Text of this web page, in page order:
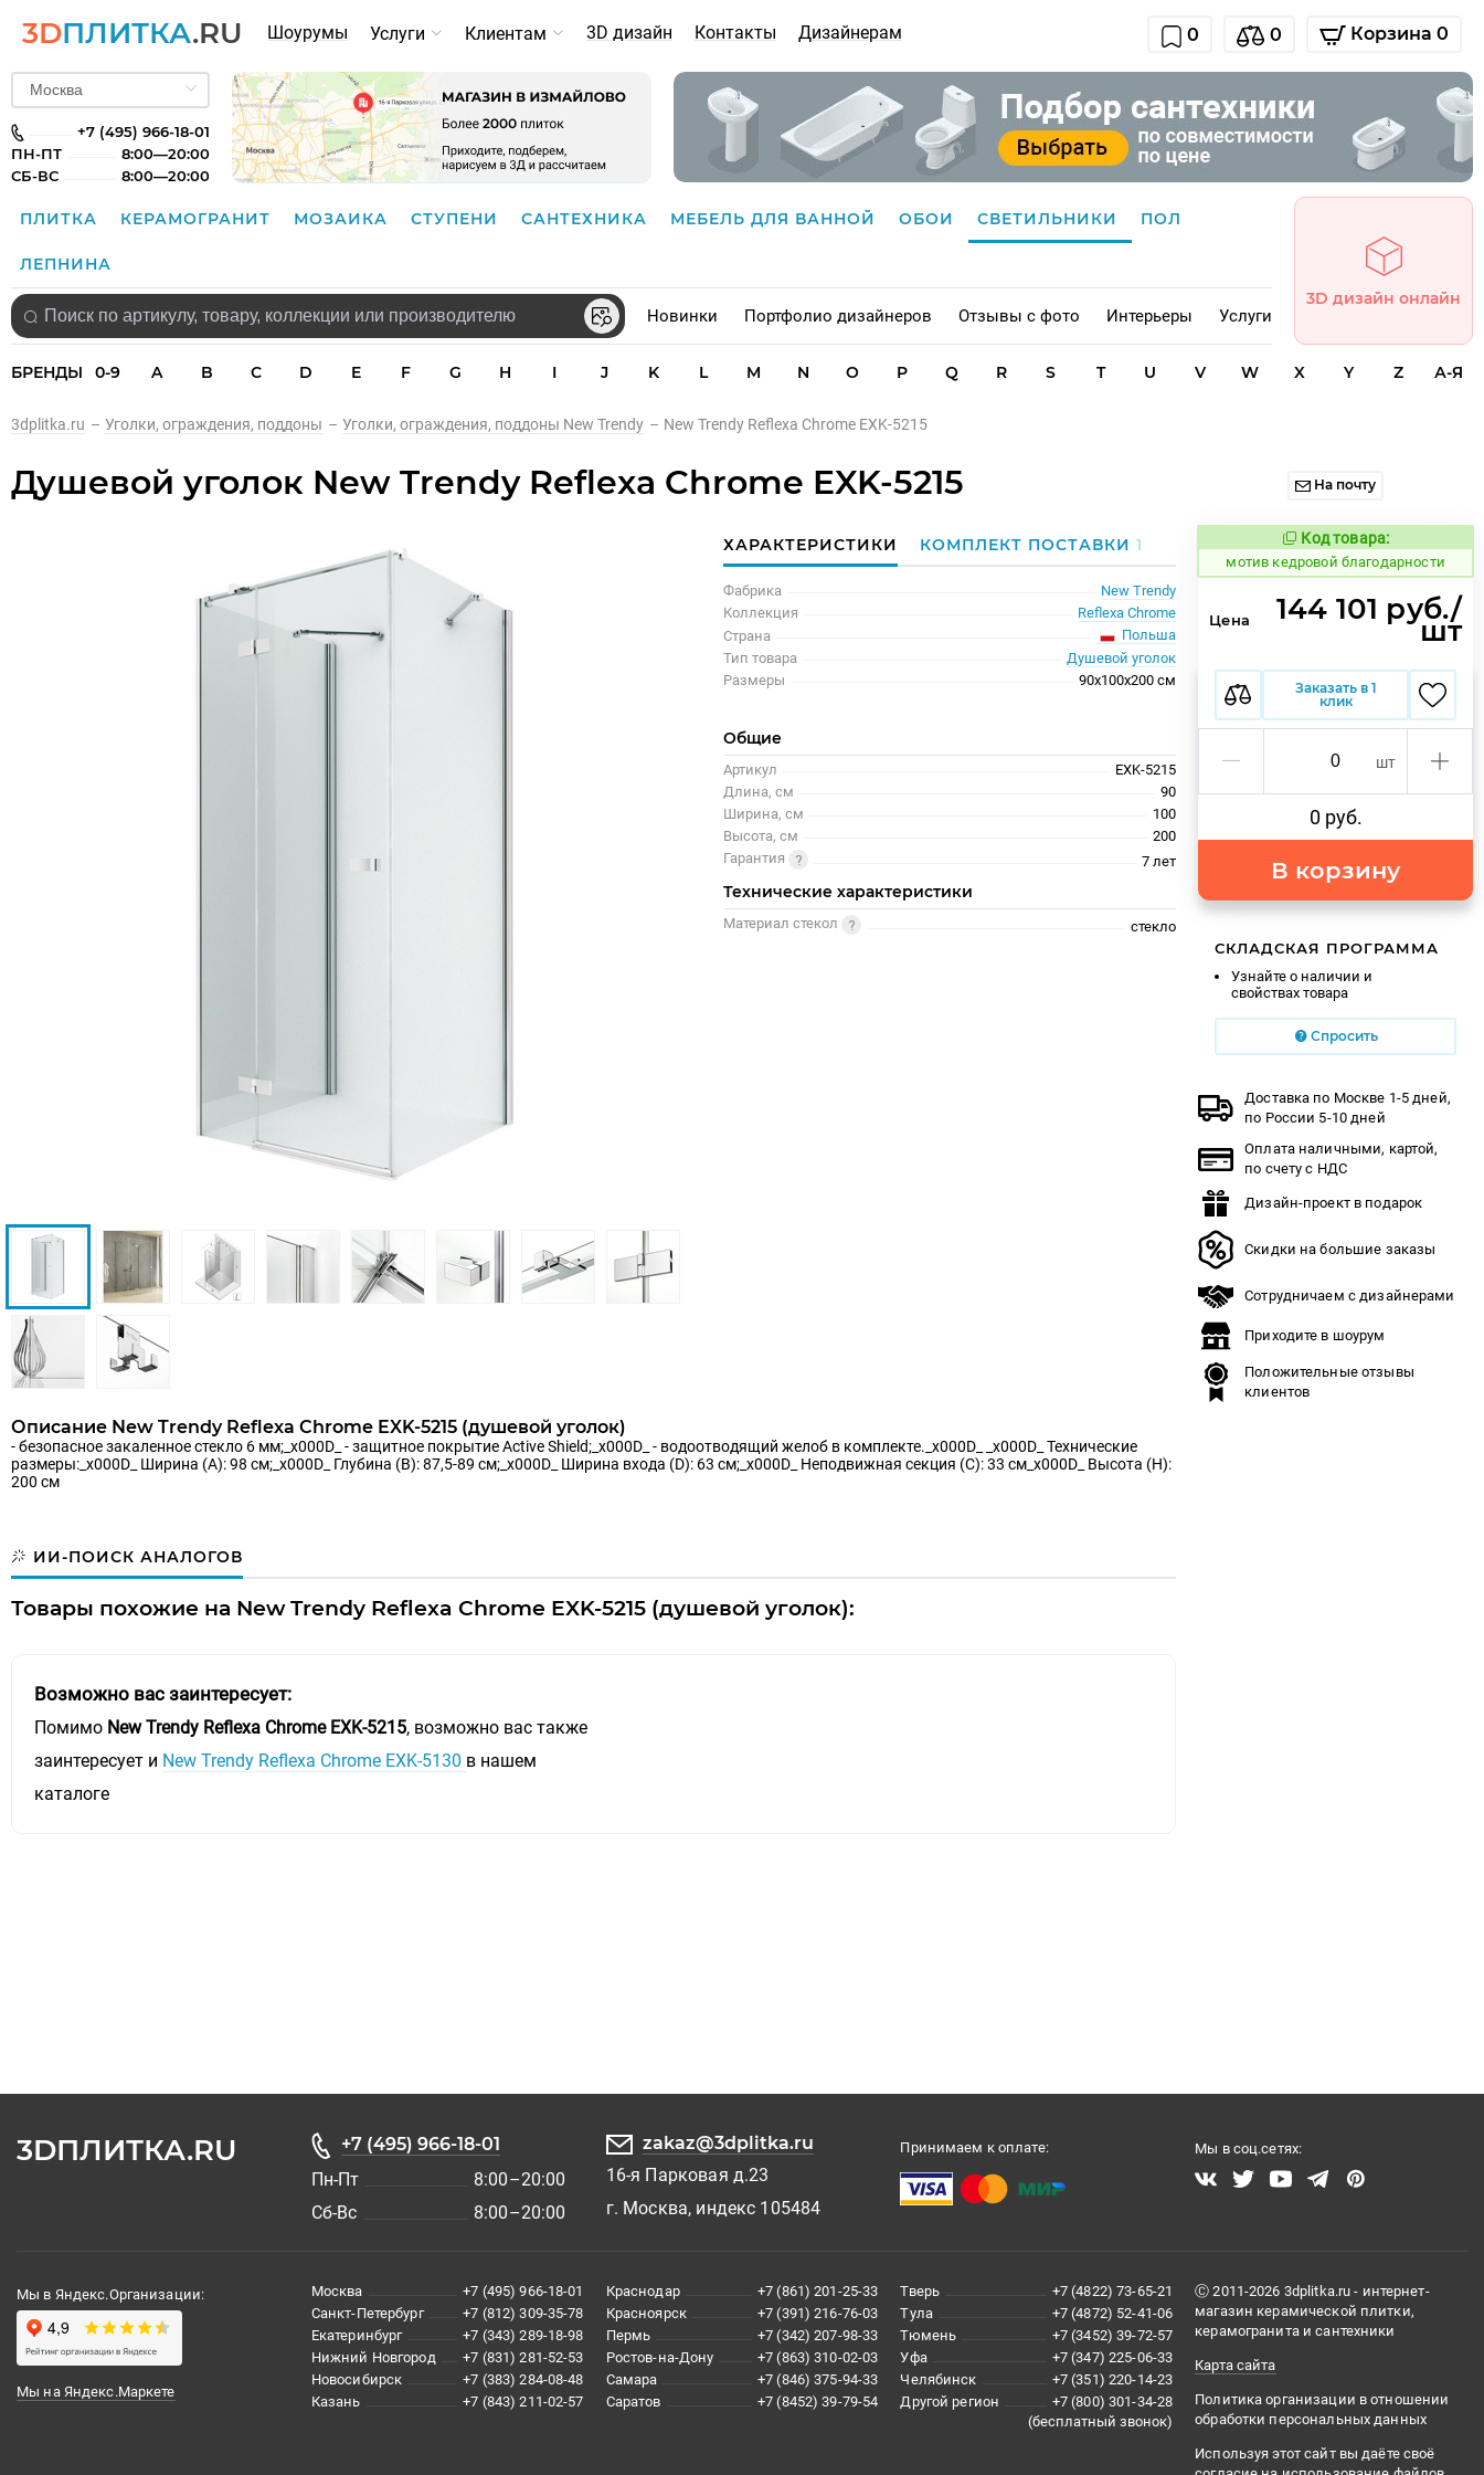
3DПЛИТКА.RU Шоурумы Услуги Клиентам 3D дизайн Контакты Дизайнерам 0 0 Корзина 0
+7 (495) 966-18-01
ПН-ПТ
8:00—20:00
СБ-ВС
8:00—20:00
ПЛИТКА КЕРАМОГРАНИТ МОЗАИКА СТУПЕНИ САНТЕХНИКА МЕБЕЛЬ ДЛЯ ВАННОЙ ОБОИ СВЕТИЛЬНИКИ ПОЛ
ЛЕПНИНА
Новинки Портфолио дизайнеров Отзывы с фото Интерьеры Услуги
3D дизайн онлайн
БРЕНДЫ 0-9 A B C D E F G H I J K L M N O P Q R S T U V W X Y Z А-Я
3dplitka.ru – Уголки, ограждения, поддоны – Уголки, ограждения, поддоны New Trendy – New Trendy Reflexa Chrome EXK-5215
Душевой уголок New Trendy Reflexa Chrome EXK-5215 На почту
ХАРАКТЕРИСТИКИ КОМПЛЕКТ ПОСТАВКИ1
Фабрика
New Trendy
Коллекция
Reflexa Chrome
Страна
Польша
Тип товара
Душевой уголок
Размеры
90x100x200 см
Общие
Артикул
EXK-5215
Длина, см
90
Ширина, см
100
Высота, см
200
Гарантия
7 лет
Технические характеристики
Материал стекол стекло
Описание New Trendy Reflexa Chrome EXK-5215 (душевой уголок)
- безопасное закаленное стекло 6 мм;_x000D_ - защитное покрытие Active Shield;_x000D_ - водоотводящий желоб в комплекте._x000D_ _x000D_ Технические
размеры:_x000D_ Ширина (A): 98 см;_x000D_ Глубина (B): 87,5-89 см;_x000D_ Ширина входа (D): 63 см;_x000D_ Неподвижная секция (С): 33 см_x000D_ Высота (H):
200 см
ИИ-ПОИСК АНАЛОГОВ
Товары похожие на New Trendy Reflexa Chrome EXK-5215 (душевой уголок):
Возможно вас заинтересует:
Помимо New Trendy Reflexa Chrome EXK-5215, возможно вас также
заинтересует и New Trendy Reflexa Chrome EXK-5130 в нашем
каталоге
Код товара:
1036003 Код товара:
мотив кедровой благодарности
Цена 144 101 руб./
шт
Заказать в 1
клик
шт
0 руб.
В корзину
СКЛАДСКАЯ ПРОГРАММА
Узнайте о наличии и
свойствах товара
Спросить
Доставка по Москве 1-5 дней,
по России 5-10 дней
Оплата наличными, картой,
по счету с НДС
Дизайн-проект в подарок
Скидки на большие заказы
Сотрудничаем с дизайнерами
Приходите в шоурум
Положительные отзывы
клиентов
3DПЛИТКА.RU
+7 (495) 966-18-01
Пн-Пт
8:00–20:00
Сб-Вс
8:00–20:00
zakaz@3dplitka.ru
16-я Парковая д.23
г. Москва, индекс 105484
Принимаем к оплате: Мы в соц.сетях:
Мы в Яндекс.Организации:
Мы на Яндекс.Маркете
Москва
+7 (495) 966-18-01
Санкт-Петербург
+7 (812) 309-35-78
Екатеринбург
+7 (343) 289-18-98
Нижний Новгород
+7 (831) 281-52-53
Новосибирск
+7 (383) 284-08-48
Казань
+7 (843) 211-02-57
Краснодар
+7 (861) 201-25-33
Красноярск
+7 (391) 216-76-03
Пермь
+7 (342) 207-98-33
Ростов-на-Дону
+7 (863) 310-02-03
Самара
+7 (846) 375-94-33
Саратов
+7 (8452) 39-79-54
Тверь
+7 (4822) 73-65-21
Тула
+7 (4872) 52-41-06
Тюмень
+7 (3452) 39-72-57
Уфа
+7 (347) 225-06-33
Челябинск
+7 (351) 220-14-23
Другой регион
+7 (800) 301-34-28
(бесплатный звонок)
Ⓒ 2011-2026 3dplitka.ru - интернет-
магазин керамической плитки,
керамогранита и сантехники
Карта сайта
Политика организации в отношении
обработки персональных данных
Используя этот сайт вы даёте своё